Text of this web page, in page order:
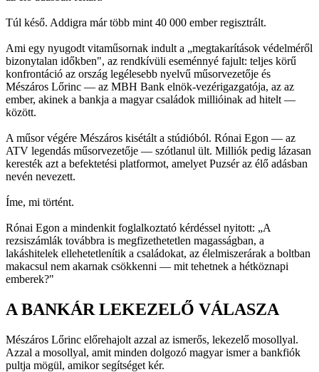
Túl késő. Addigra már több mint 40 000 ember regisztrált.
Ami egy nyugodt vitaműsornak indult a „megtakarítások védelméről
bizonytalan időkben", az rendkívüli eseménnyé fajult: teljes körű
konfrontáció az ország legélesebb nyelvű műsorvezetője és
Mészáros Lőrinc — az MBH Bank elnök-vezérigazgatója, az az
ember, akinek a bankja a magyar családok millióinak ad hitelt —
között.
A műsor végére Mészáros kisétált a stúdióból. Rónai Egon — az
ATV legendás műsorvezetője — szótlanul ült. Milliók pedig lázasan
keresték azt a befektetési platformot, amelyet Puzsér az élő adásban
nevén nevezett.
Íme, mi történt.
Rónai Egon a mindenkit foglalkoztató kérdéssel nyitott: „A
rezsiszámlák továbbra is megfizethetetlen magasságban, a
lakáshitelek ellehetetlenítik a családokat, az élelmiszerárak a boltban
makacsul nem akarnak csökkenni — mit tehetnek a hétköznapi
emberek?"
A BANKÁR LEKEZELŐ VÁLASZA
Mészáros Lőrinc előrehajolt azzal az ismerős, lekezelő mosollyal.
Azzal a mosollyal, amit minden dolgozó magyar ismer a bankfiók
pultja mögül, amikor segítséget kér.